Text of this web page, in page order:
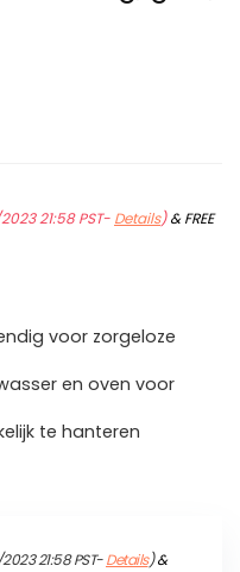
21:58 PST- Details)&FREE
voor zorgeloze
en oven voor
te hanteren
21:58 PST-Details)&